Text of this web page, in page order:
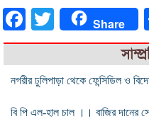
FacebookTwitter Share
নগরীর ঢুলিপাড়া থেকে ফেন্সিডিল ও
বি পি এল-হাল চাল ।। বাজির দানের